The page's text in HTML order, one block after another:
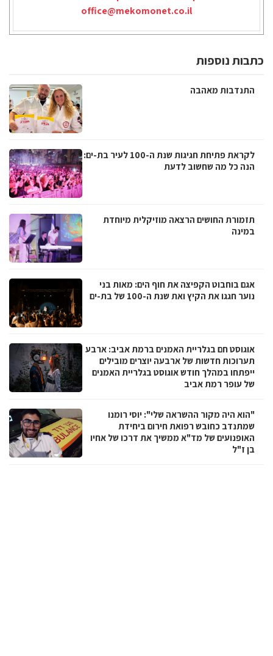
office@mekomonet.co.il
כתבות נוספות
התנדבות מאהבה
לקראת פתיחת חגיגות שנת ה-100 לעיר בת-ים:
הנה כל מה שחשוב לדעת
תזמורת החושים הרצאה מוזיקלית מיוחדת
במינה
אגם בוחבוט הקפיצה את חוף הים: מאות בני
נוער חגגו את הקיץ ואת שנת ה-100 של בת-ים
אוגוסט חם בגלריית האמנים ברמת אביב: ארבע
תערוכות חדשות של ארבעה יוצרים מובילים
ייפתחו במהלך חודש אוגוסט בגלריית האמנים
של עופר רמת אביב
"הוא היה מקור ההשראה שלי": יוסי רומנו
שמתנדב כחובש רפואת חירום ביחידת
האופנועים של מד"א ממשיך את דרכו של אחיו
בן ז"ל